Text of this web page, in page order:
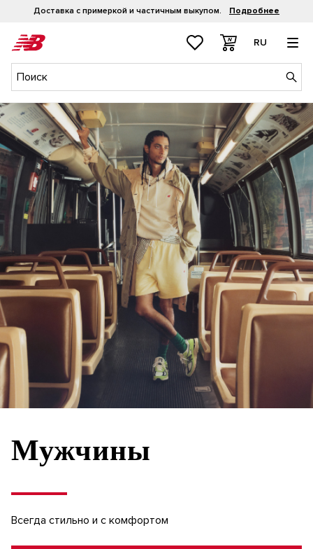
Рассрочка 0-0-4 Подробнее
RU
Мужчины
Всегда стильно и с комфортом